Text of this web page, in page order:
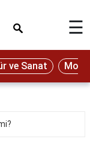
☰
ve Sanat